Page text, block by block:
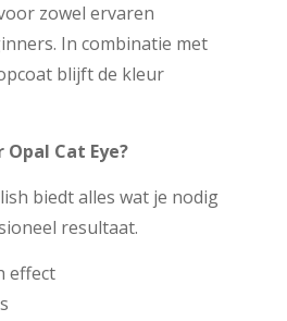
zowel ervaren
In combinatie met
blijft de kleur
Cat Eye?
biedt alles wat je nodig
resultaat.
effect